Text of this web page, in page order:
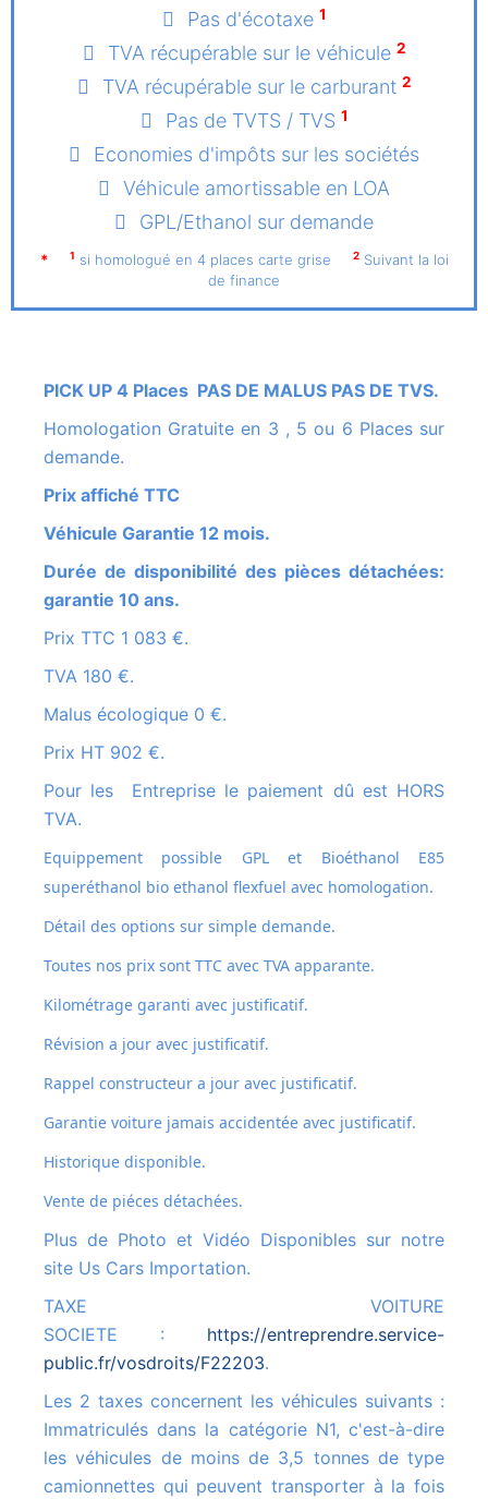
Pas d'écotaxe 1
TVA récupérable sur le véhicule 2
TVA récupérable sur le carburant 2
Pas de TVTS / TVS 1
Economies d'impôts sur les sociétés
Véhicule amortissable en LOA
GPL/Ethanol sur demande
* 1 si homologué en 4 places carte grise 2 Suivant la loi
de finance
PICK UP 4 Places PAS DE MALUS PAS DE TVS.
Homologation Gratuite en 3 , 5 ou 6 Places sur
demande.
Prix affiché TTC
Véhicule Garantie 12 mois.
Durée de disponibilité des pièces détachées:
garantie 10 ans.
Prix TTC 1 083 €.
TVA 180 €.
Malus écologique 0 €.
Prix HT 902 €.
Pour les Entreprise le paiement dû est HORS
TVA.
Equippement possible GPL et Bioéthanol E85
superéthanol bio ethanol flexfuel avec homologation.
Détail des options sur simple demande.
Toutes nos prix sont TTC avec TVA apparante.
Kilométrage garanti avec justificatif.
Révision a jour avec justificatif.
Rappel constructeur a jour avec justificatif.
Garantie voiture jamais accidentée avec justificatif.
Historique disponible.
Vente de piéces détachées.
Plus de Photo et Vidéo Disponibles sur notre
site Us Cars Importation.
TAXE VOITURE
SOCIETE : https://entreprendre.service-
public.fr/vosdroits/F22203.
Les 2 taxes concernent les véhicules suivants :
Immatriculés dans la catégorie N1, c'est-à-dire
les véhicules de moins de 3,5 tonnes de type
camionnettes qui peuvent transporter à la fois